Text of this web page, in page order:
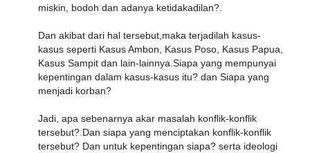
miskin, bodoh dan adanya ketidakadilan?.
Dan akibat dari hal tersebut,maka terjadilah kasus-
kasus seperti Kasus Ambon, Kasus Poso, Kasus Papua,
Kasus Sampit dan lain-lainnya.Siapa yang mempunyai
kepentingan dalam kasus-kasus itu? dan Siapa yang
menjadi korban?
Jadi, apa sebenarnya akar masalah konflik-konflik
tersebut?.Dan siapa yang menciptakan konflik-konflik
tersebut? Dan untuk kepentingan siapa? serta ideologi